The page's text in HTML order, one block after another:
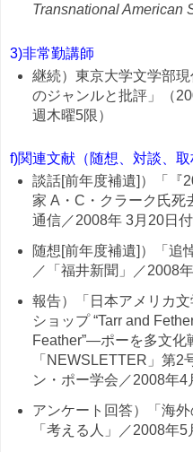
Transnational American
3)非常勤講師
継続）東京大学文学部
のジャンルと批評」（
週木曜5限）
f)関連文献（随想、対談、
談話[前年度補遺]）「『
家 A・C・クラーク氏死
通信／2008年 3月20日
随想[前年度補遺]）「追
／「福井新聞」／2008
報告）「日本アメリカ
ショップ “Tarr and
Feather”—ポーを多文化
「NEWSLETTER」第2
ン・ポー学会／2008年4
アンケート回答）「海
「考える人」／2008年